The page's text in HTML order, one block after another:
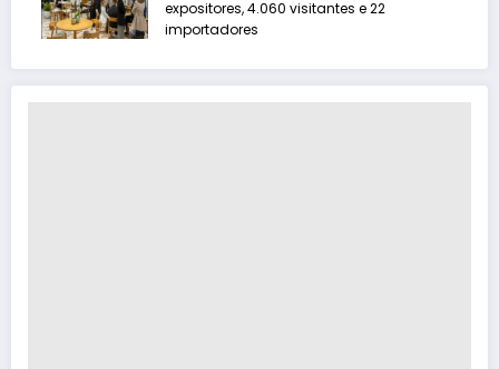
expositores, 4.060 visitantes e 22
importadores